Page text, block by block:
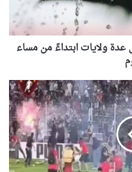
ولايات ابتداءً من مساء